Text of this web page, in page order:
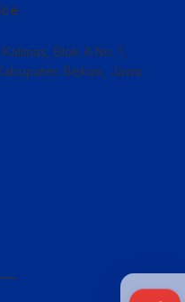
Blok A No. 1,
Bekasi, Jawa